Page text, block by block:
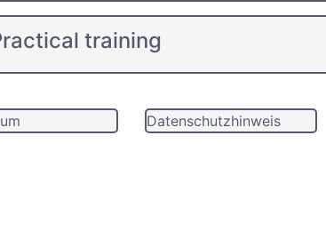
training
Datenschutzhinweis